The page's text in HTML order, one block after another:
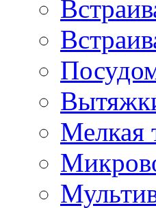
Мелкая